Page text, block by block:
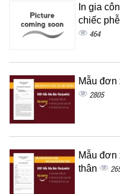
In gia
chiếc
464
Mẫu
2805
Mẫu đơn
thân